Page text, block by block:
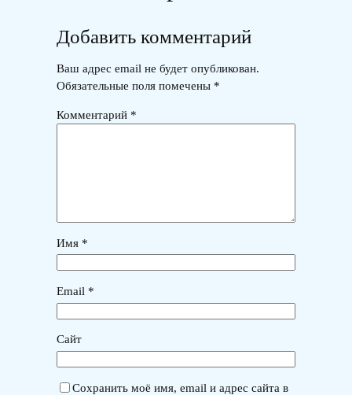
Добавить комментарий
Ваш адрес email не будет опубликован.
Обязательные поля помечены *
Комментарий *
Имя *
Email *
Сайт
Сохранить моё имя, email и адрес сайта в